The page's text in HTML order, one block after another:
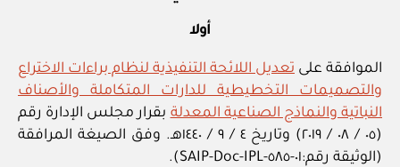
أولا
الموافقة على تعديل اللائحة التنفيذية لنظام براءات الاختراع
والتصميمات التخطيطية للدارات المتكاملة والأصناف
النباتية والنماذج الصناعية المعدلة بقرار مجلس الإدارة رقم
(٠٥ / ‏٠٨‏ / ٢٠١٩) وتاريخ ٤ / ‏٩‏ / ١٤٤٠هـ. وفق الصيغة المرافقة
(الوثيقة رقم:٠١-‏٥٨٥-‏IPL-‏Doc-‏SAIP).